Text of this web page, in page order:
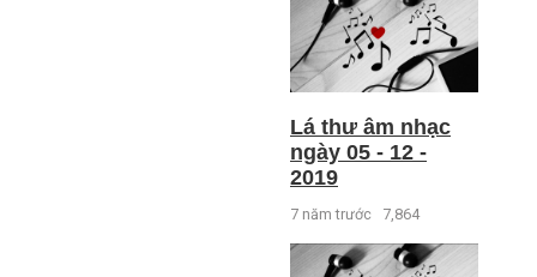
Lá thư âm nhạc
ngày 05 - 12 -
2019
7 năm trước 7,864